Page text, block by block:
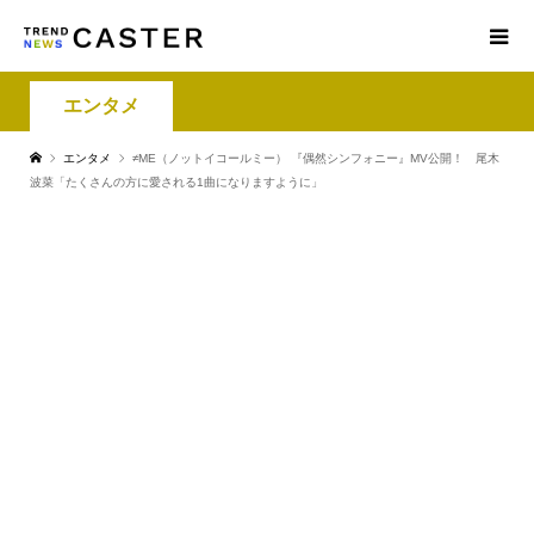
エンタメ
エンタメ
≠ME（ノットイコールミー） 『偶然シンフォニー』MV公開！ 尾木
波菜「たくさんの方に愛される1曲になりますように」